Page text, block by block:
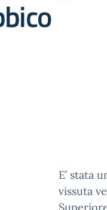
E’ stata
vissuta